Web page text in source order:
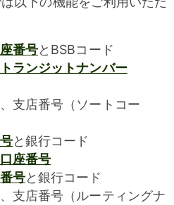
番号とBSBコード
ランジットナンバー
、支店番号（ソートコー
と銀行コード
座番号
号と銀行コード
、支店番号（ルーティングナ